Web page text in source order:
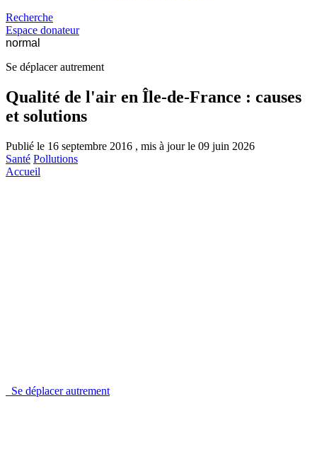
Recherche
Espace donateur
normal
Se déplacer autrement
Qualité de l'air en Île-de-France : causes
et solutions
Publié le 16 septembre 2016 , mis à jour le 09 juin 2026
Santé Pollutions
Accueil
Se déplacer autrement